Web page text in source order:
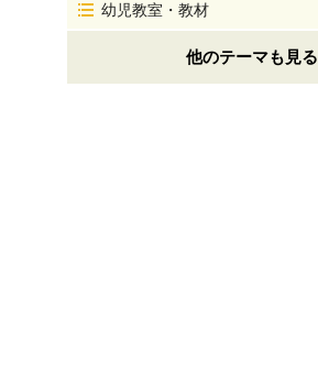
幼児教室・教材
他のテーマも見る